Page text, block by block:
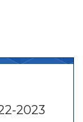
2023